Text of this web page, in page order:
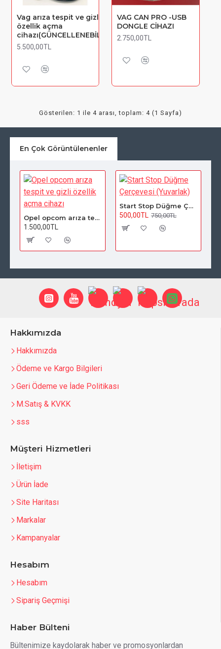
Vag arıza tespit ve gizli
özellik açma
cihazı(GÜNCELLENEBİLİR)
5.500,00TL
VAG CAN PRO -USB
DONGLE CİHAZI
2.750,00TL
Gösterilen: 1 ile 4 arası, toplam: 4 (1 Sayfa)
En Çok Görüntülenenler
Opel opcom arıza tespit ve gizli özellik açma cihazı
1.500,00TL
Start Stop Düğme Çerçevesi (Yuvarlak)
500,00TL 750,00TL
Hakkımızda
Hakkımızda
Ödeme ve Kargo Bilgileri
Geri Ödeme ve İade Politikası
M.Satış & KVKK
sss
Müşteri Hizmetleri
İletişim
Ürün İade
Site Haritası
Markalar
Kampanyalar
Hesabım
Hesabım
Sipariş Geçmişi
Haber Bülteni
Bültenimize kaydolarak haber ve promosyonlardan